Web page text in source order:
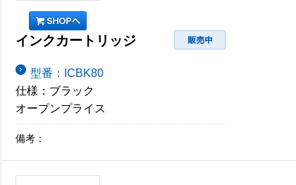
インクカートリッジ
型番：ICBK80
仕様：ブラック
オープンプライス
備考：